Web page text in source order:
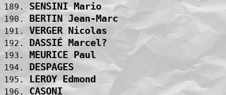
189. SENSINI Mario
190. BERTIN Jean-Marc
191. VERGER Nicolas
192. DASSIÉ Marcel?
193. MEURICE Paul
194. DESPAGES
195. LEROY Edmond
196. CASONI